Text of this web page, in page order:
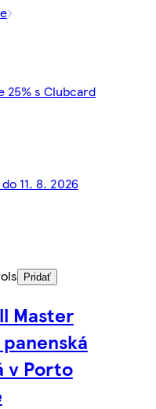
25% s Clubcard
11. 8. 2026
Pridať
Master
v Porto